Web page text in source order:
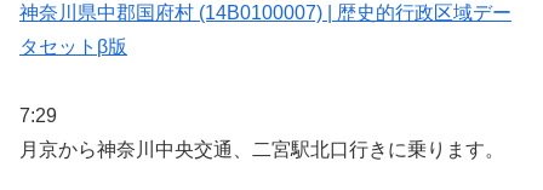
神奈川県中郡国府村 (14B0100007) | 歴史的行政区域デー
タセットβ版
7:29
月京から神奈川中央交通、二宮駅北口行きに乗ります。